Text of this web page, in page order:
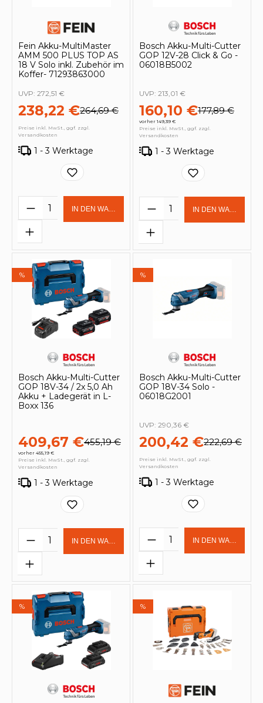
Fein Akku-MultiMaster
AMM 500 PLUS TOP AS
18 V Solo inkl. Zubehör im
Koffer- 71293863000
238,22 €264,69 €
UVP: 272,51 €
Preise inkl. MwSt., ggf. zzgl.
Versandkosten
1 - 3 Werktage
Produkt Anzahl: Gib den
IN DEN WARENKORB
Bosch Akku-Multi-Cutter
GOP 12V-28 Click & Go -
06018B5002
160,10 €177,89 €
vorher 149,39 €
UVP: 213,01 €
Preise inkl. MwSt., ggf. zzgl.
Versandkosten
1 - 3 Werktage
Produkt Anzahl:
IN DEN
%
Bosch Akku-Multi-Cutter
GOP 18V-34 / 2x 5,0 Ah
Akku + Ladegerät in L-
Boxx 136
409,67 €455,19 €
vorher 455,19 €
Preise inkl. MwSt., ggf. zzgl.
Versandkosten
1 - 3 Werktage
Produkt Anzahl: Gib den
IN DEN WARENKORB
%
Bosch Akku-Multi-Cutter
GOP 18V-34 Solo -
06018G2001
200,42 €222,69 €
UVP: 290,36 €
Preise inkl. MwSt., ggf. zzgl.
Versandkosten
1 - 3 Werktage
Produkt Anzahl:
IN DEN
% %